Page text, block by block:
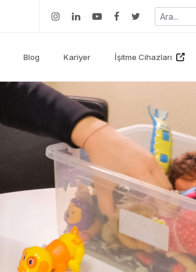
Blog Kariyer İşitme Cihazları